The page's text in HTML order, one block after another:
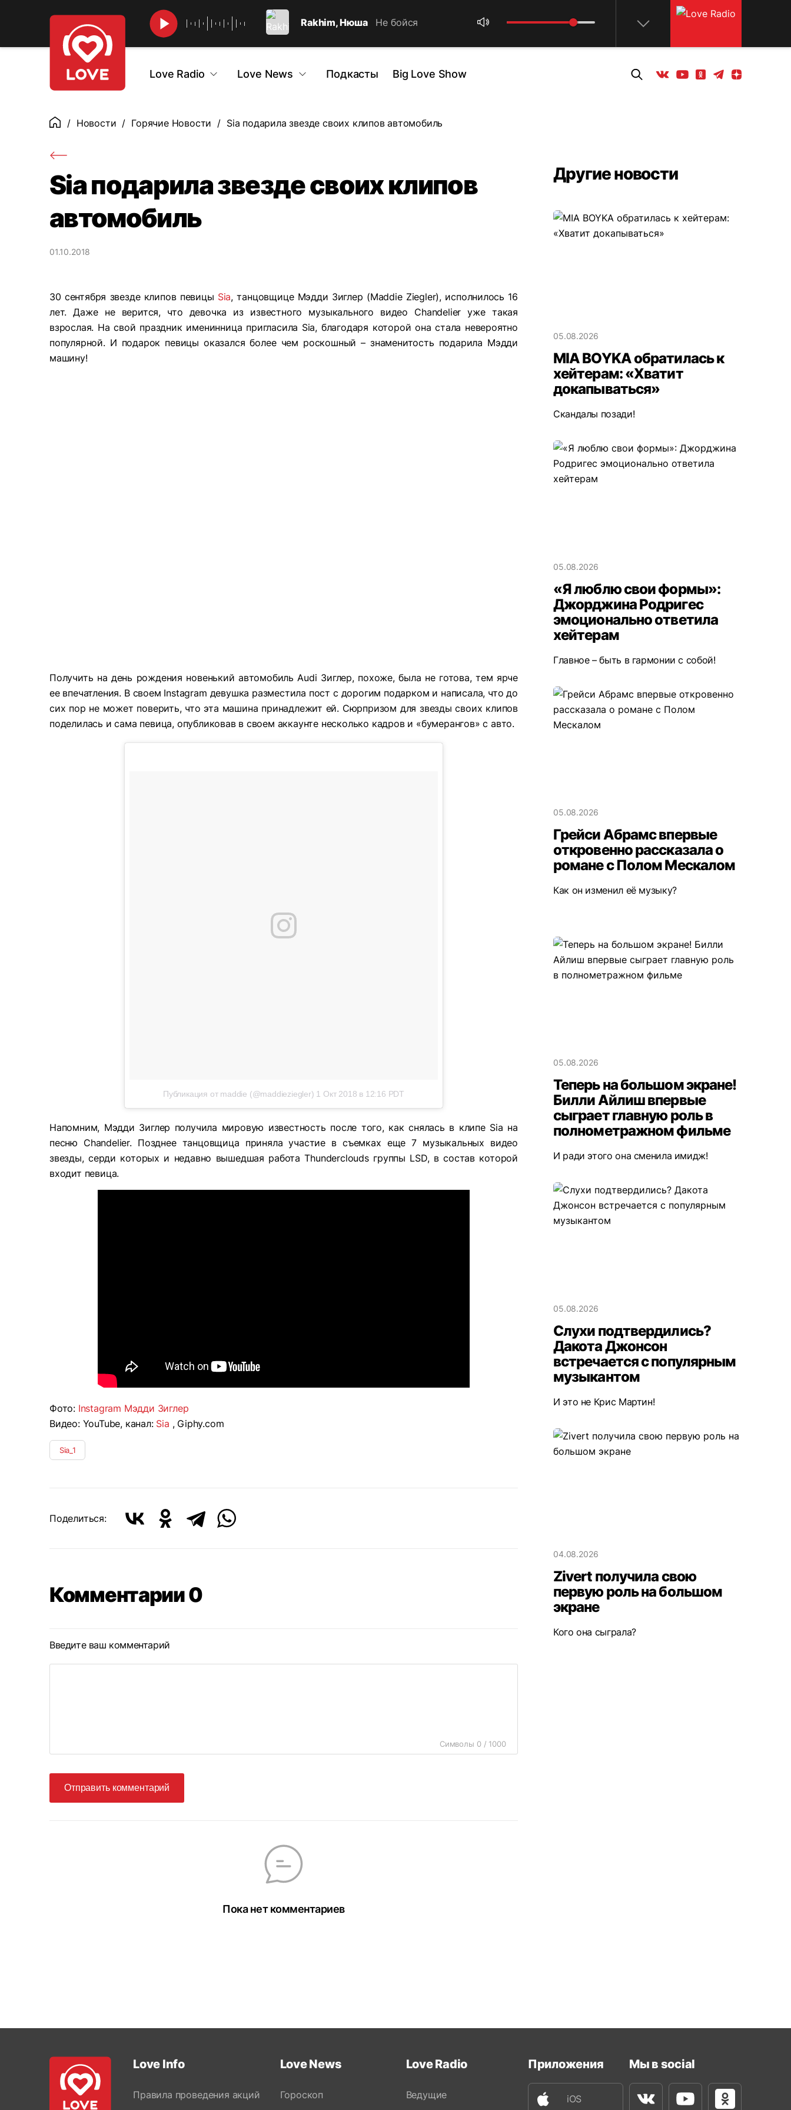
Rakhim, Нюша Не бойся
Love Radio Love News Подкасты Big Love Show Вконтакте
YoutubeОдноклассники
ТелеграмЯндекс дзен
ГлавнаяНовости Горячие Новости Sia подарила звезде своих клипов автомобиль
Sia подарила звезде своих клипов
автомобиль
01.10.2018
30 сентября звезде клипов певицы Sia, танцовщице Мэдди Зиглер (Maddie Ziegler), исполнилось 16
лет. Даже не верится, что девочка из известного музыкального видео Chandelier уже такая
взрослая. На свой праздник именинница пригласила Sia, благодаря которой она стала невероятно
популярной. И подарок певицы оказался более чем роскошный – знаменитость подарила Мэдди
машину!
Получить на день рождения новенький автомобиль Audi Зиглер, похоже, была не готова, тем ярче
ее впечатления. В своем Instagram девушка разместила пост с дорогим подарком и написала, что до
сих пор не может поверить, что эта машина принадлежит ей. Сюрпризом для звезды своих клипов
поделилась и сама певица, опубликовав в своем аккаунте несколько кадров и «бумерангов» с авто.
Публикация от maddie (@maddieziegler) 1 Окт 2018 в 12:16 PDT
Напомним, Мэдди Зиглер получила мировую известность после того, как снялась в клипе Sia на
песню Chandelier. Позднее танцовщица приняла участие в съемках еще 7 музыкальных видео
звезды, серди которых и недавно вышедшая работа Thunderclouds группы LSD, в состав которой
входит певица.
Фото: Instagram Мэдди Зиглер
Видео: YouTube, канал: Sia , Giphy.com
Sia_1
Поделиться:
Комментарии 0
Введите ваш комментарий
Символы 0 / 1000
Отправить комментарий
Пока нет комментариев
Другие новости
05.08.2026
MIA BOYKA обратилась к
хейтерам: «Хватит
докапываться»
Скандалы позади!
05.08.2026
«Я люблю свои формы»:
Джорджина Родригес
эмоционально ответила
хейтерам
Главное – быть в гармонии с собой!
05.08.2026
Грейси Абрамс впервые
откровенно рассказала о
романе с Полом Мескалом
Как он изменил её музыку?
05.08.2026
Теперь на большом экране!
Билли Айлиш впервые
сыграет главную роль в
полнометражном фильме
И ради этого она сменила имидж!
05.08.2026
Слухи подтвердились?
Дакота Джонсон
встречается с популярным
музыкантом
И это не Крис Мартин!
04.08.2026
Zivert получила свою
первую роль на большом
экране
Кого она сыграла?
Love Info
Правила проведения акций
Love News
Гороскоп
Love Radio
Ведущие
Приложения
iOS
Мы в social
ВконтактеYoutube